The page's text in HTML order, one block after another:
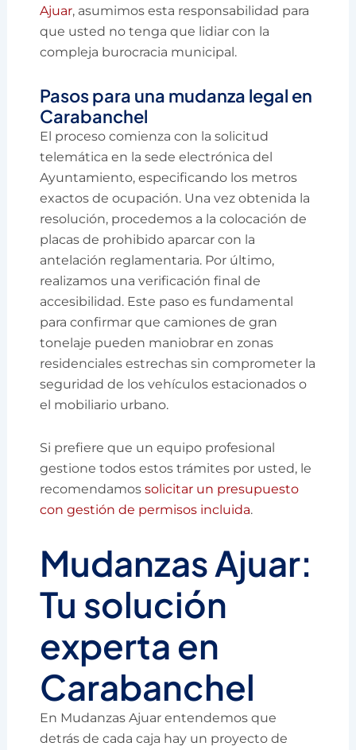
Ajuar, asumimos esta responsabilidad para
que usted no tenga que lidiar con la
compleja burocracia municipal.
Pasos para una mudanza legal en
Carabanchel
El proceso comienza con la solicitud
telemática en la sede electrónica del
Ayuntamiento, especificando los metros
exactos de ocupación. Una vez obtenida la
resolución, procedemos a la colocación de
placas de prohibido aparcar con la
antelación reglamentaria. Por último,
realizamos una verificación final de
accesibilidad. Este paso es fundamental
para confirmar que camiones de gran
tonelaje pueden maniobrar en zonas
residenciales estrechas sin comprometer la
seguridad de los vehículos estacionados o
el mobiliario urbano.
Si prefiere que un equipo profesional
gestione todos estos trámites por usted, le
recomendamossolicitar un presupuesto
con gestión de permisos incluida.
Mudanzas Ajuar:
Tu solución
experta en
Carabanchel
En Mudanzas Ajuar entendemos que
detrás de cada caja hay un proyecto de